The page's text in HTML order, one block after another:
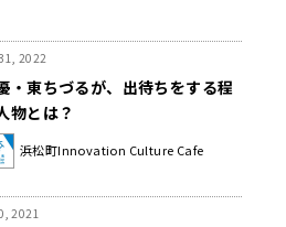
2022
・東ちづるが、出待ちをする程
物とは？
浜松町Innovation Culture Cafe
2021